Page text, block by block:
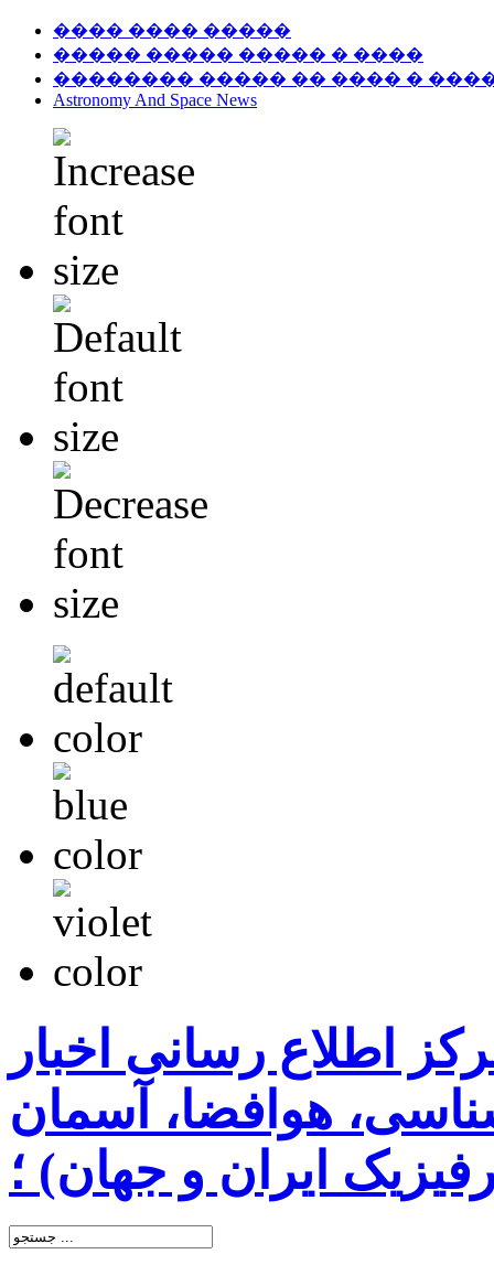
���� ���� �����
����� ����� ����� � ����
�������� ����� �� ���� �
Astronomy And Space News
اطلاع رسانی اخبار
هوافضا، آسمان
ایران و جهان) ؛